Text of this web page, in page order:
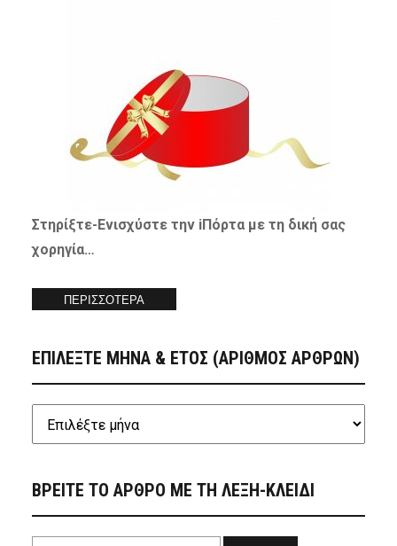
Στηρίξτε-Ενισχύστετην iΠόρτα με τη δική σας
χορηγία…
ΠΕΡΙΣΣΟΤΕΡΑ
ΕΠΙΛΕΞΤΕ ΜΗΝΑ & ΕΤΟΣ (ΑΡΙΘΜΟΣ ΑΡΘΡΩΝ)
ΒΡΕΙΤΕ ΤΟ ΑΡΘΡΟ ΜΕ ΤΗ ΛΕΞΗ-ΚΛΕΙΔΙ